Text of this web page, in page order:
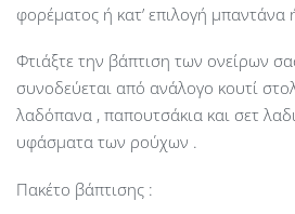
φορέματος ή κατ’ επιλογή μπαντάνα
Φτιάξτε την βάπτιση των ονείρων
συνοδεύεται από ανάλογο κουτί
λαδόπανα , παπουτσάκια και σετ
υφάσματα των ρούχων .
Πακέτο βάπτισης :